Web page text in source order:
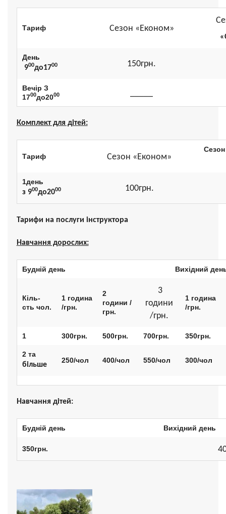
Тариф Сезон «Економ»
День
900до1700 150грн.
Вечір З
1700до2000
Комплект для дітей:
Тариф Сезон «Економ»
1день
з 900до2000 100грн.
Тарифи на послуги інструктора
Навчання дорослих:
Будній день Вихідний
Кіль-
сть чол.
1 година
/грн.
2
години /
грн.
3
години
/грн.
1 година
/грн.
1 300грн. 500грн. 700грн. 350грн.
2 та
більше
250/чол 400/чол 550/чол 300/чол
Навчання дітей:
Будній день Вихідний день
350грн.